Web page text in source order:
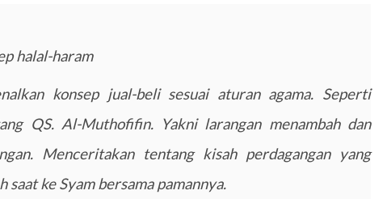
halal-haram
konsep jual-beli sesuai aturan agama. Seperti
QS. Al-Muthofifin. Yakni larangan menambah dan
Menceritakan tentang kisah perdagangan yang
saat ke Syam bersama pamannya.